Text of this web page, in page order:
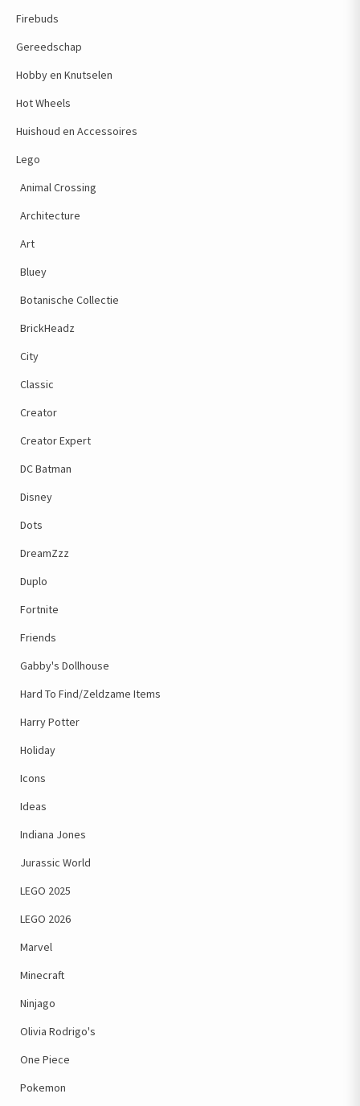
Firebuds
Gereedschap
Hobby en Knutselen
Hot Wheels
Huishoud en Accessoires
Lego
Animal Crossing
Architecture
Art
Bluey
Botanische Collectie
BrickHeadz
City
Classic
Creator
Creator Expert
DC Batman
Disney
Dots
DreamZzz
Duplo
Fortnite
Friends
Gabby's Dollhouse
Hard To Find/Zeldzame Items
Harry Potter
Holiday
Icons
Ideas
Indiana Jones
Jurassic World
LEGO 2025
LEGO 2026
Marvel
Minecraft
Ninjago
Olivia Rodrigo's
One Piece
Pokemon